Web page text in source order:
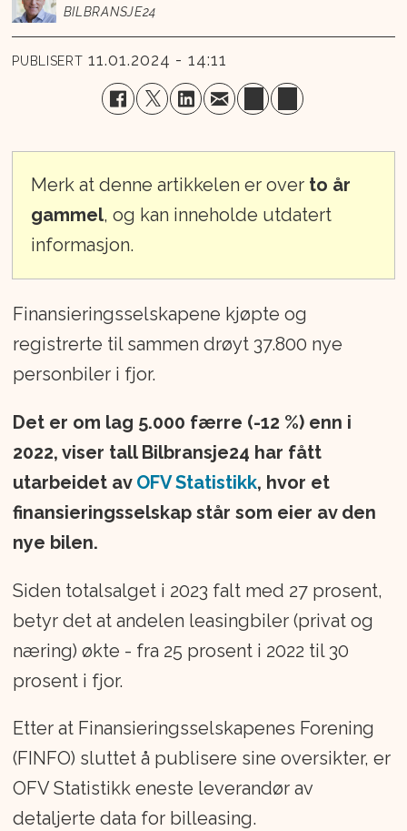
BILBRANSJE24
PUBLISERT 11.01.2024 - 14:11
Merk at denne artikkelen er over to år
gammel, og kan inneholde utdatert
informasjon.
Finansieringsselskapene kjøpte og
registrerte til sammen drøyt 37.800 nye
personbiler i fjor.
Det er om lag 5.000 færre (-12 %) enn i
2022, viser tall Bilbransje24 har fått
utarbeidet av OFV Statistikk, hvor et
finansieringsselskap står som eier av den
nye bilen.
Siden totalsalget i 2023 falt med 27 prosent,
betyr det at andelen leasingbiler (privat og
næring) økte - fra 25 prosent i 2022 til 30
prosent i fjor.
Etter at Finansieringsselskapenes Forening
(FINFO) sluttet å publisere sine oversikter, er
OFV Statistikk eneste leverandør av
detaljerte data for billeasing.